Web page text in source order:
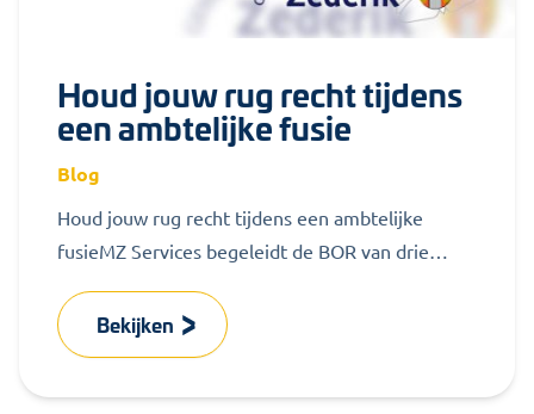
Houd jouw rug recht tijdens
een ambtelijke fusie
Blog
Houd jouw rug recht tijdens een ambtelijke
fusieMZ Services begeleidt de BOR van drie
Bekijken